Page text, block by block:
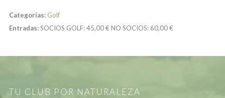
Categorías: Golf
Entradas:SOCIOS GOLF:45,00 € NO SOCIOS: 60,00 €
TU CLUB POR NATURALEZA